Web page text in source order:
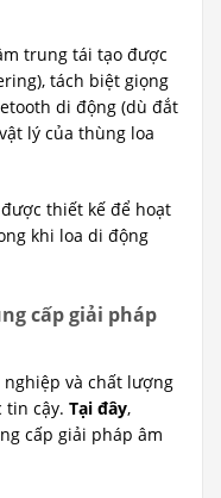
trung tái tạo được
tách biệt giọng
di động (dù đắt
lý của thùng loa
thiết kế để hoạt
khi loa di động
cấp giải pháp
và chất lượng
tin cậy. Tại đây,
cấp giải pháp âm